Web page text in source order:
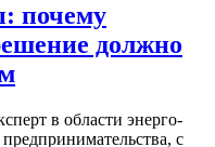
почему
должно
в области энерго-
с